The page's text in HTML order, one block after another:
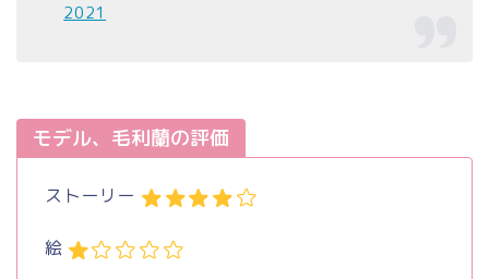
2021
モデル、毛利蘭の評価
ストーリー
絵